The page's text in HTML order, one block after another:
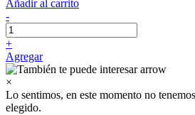
Añadir al carrito
-
+
Agregar
×
Lo sentimos, en este momento no
elegido.